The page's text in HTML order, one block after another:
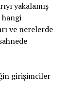
yakalamış
hangi
ve nerelerde
girişimciler